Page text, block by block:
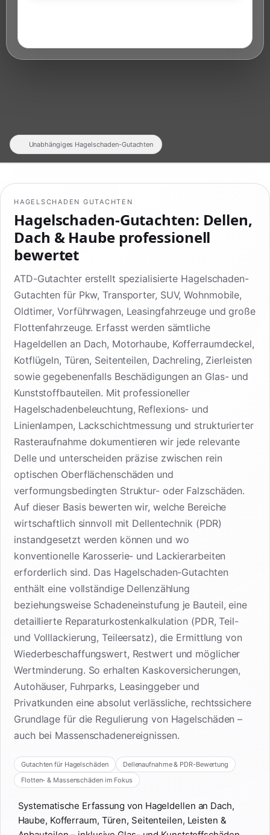
HAGELSCHADEN GUTACHTEN
Hagelschaden-Gutachten: Dellen,
Dach & Haube professionell
bewertet
ATD-Gutachter erstellt spezialisierte Hagelschaden-
Gutachten für Pkw, Transporter, SUV, Wohnmobile,
Oldtimer, Vorführwagen, Leasingfahrzeuge und große
Flottenfahrzeuge. Erfasst werden sämtliche
Hageldellen an Dach, Motorhaube, Kofferraumdeckel,
Kotflügeln, Türen, Seitenteilen, Dachreling, Zierleisten
sowie gegebenenfalls Beschädigungen an Glas- und
Kunststoffbauteilen. Mit professioneller
Hagelschadenbeleuchtung, Reflexions- und
Linienlampen, Lackschichtmessung und strukturierter
Rasteraufnahme dokumentieren wir jede relevante
Delle und unterscheiden präzise zwischen rein
optischen Oberflächenschäden und
verformungsbedingten Struktur- oder Falzschäden.
Auf dieser Basis bewerten wir, welche Bereiche
wirtschaftlich sinnvoll mit Dellentechnik (PDR)
instandgesetzt werden können und wo
konventionelle Karosserie- und Lackierarbeiten
erforderlich sind. Das Hagelschaden-Gutachten
enthält eine vollständige Dellenzählung
beziehungsweise Schadeneinstufung je Bauteil, eine
detaillierte Reparaturkostenkalkulation (PDR, Teil-
und Volllackierung, Teileersatz), die Ermittlung von
Wiederbeschaffungswert, Restwert und möglicher
Wertminderung. So erhalten Kaskoversicherungen,
Autohäuser, Fuhrparks, Leasinggeber und
Privatkunden eine absolut verlässliche, rechtssichere
Grundlage für die Regulierung von Hagelschäden –
auch bei Massenschadenereignissen.
Gutachten für Hagelschäden
Dellenaufnahme & PDR-Bewertung
Flotten- & Massenschäden im Fokus
Systematische Erfassung von Hageldellen an Dach,
Haube, Kofferraum, Türen, Seitenteilen, Leisten &
Unabhängiges Hagelschaden-Gutachten